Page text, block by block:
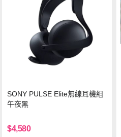
SONY PULSE Elite無線耳機組
午夜黑
$4,580